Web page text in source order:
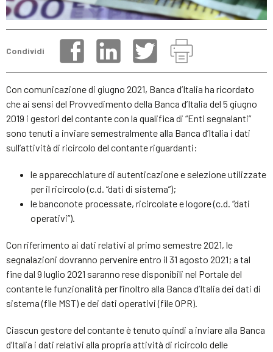
Condividi
Con comunicazione di giugno 2021, Banca d’Italia ha ricordato
che ai sensi del Provvedimento della Banca d’Italia del 5 giugno
2019 i gestori del contante con la qualifica di “Enti segnalanti”
sono tenuti a inviare semestralmente alla Banca d’Italia i dati
sull’attività di ricircolo del contante riguardanti:
le apparecchiature di autenticazione e selezione utilizzate
per il ricircolo (c.d. “dati di sistema”);
le banconote processate, ricircolate e logore (c.d. “dati
operativi”).
Con riferimento ai dati relativi al primo semestre 2021, le
segnalazioni dovranno pervenire entro il 31 agosto 2021; a tal
fine dal 9 luglio 2021 saranno rese disponibili nel Portale del
contante le funzionalità per l’inoltro alla Banca d’Italia dei dati di
sistema (file MST) e dei dati operativi (file OPR).
Ciascun gestore del contante è tenuto quindi a inviare alla Banca
d’Italia i dati relativi alla propria attività di ricircolo delle